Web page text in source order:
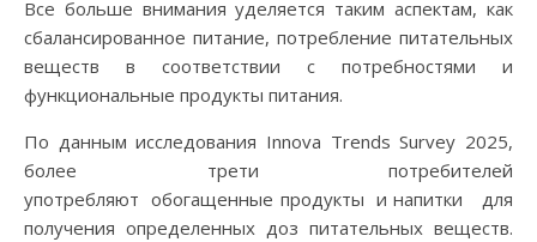
Все больше внимания уделяется таким аспектам, как
сбалансированное питание, потребление питательных
веществ в соответствии с потребностями и
функциональные продукты питания.
По данным исследования Innova Trends Survey 2025,
более трети потребителей
употребляют обогащенные продукты и напитки для
получения определенных доз питательных веществ.